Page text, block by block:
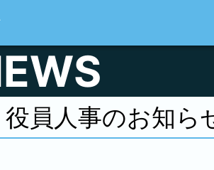
員人事のお知ら